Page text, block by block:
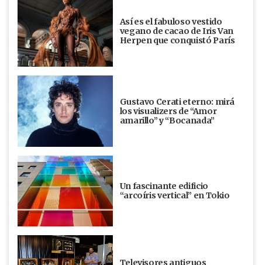
Así es el fabuloso vestido
vegano de cacao de Iris Van
Herpen que conquistó París
Gustavo Cerati eterno: mirá
los visualizers de “Amor
amarillo” y “Bocanada”
Un fascinante edificio
“arcoíris vertical” en Tokio
Televisores antiguos